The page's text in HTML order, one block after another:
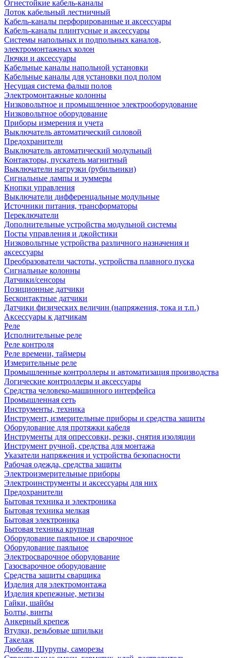
Огнестойкие кабель-каналы
Лоток кабельный лестничный
Кабель-каналы перфорированные и аксессуары
Кабель-каналы плинтусные и аксессуары
Системы напольных и подпольных каналов,
электромонтажных колон
Лючки и аксессуары
Кабельные каналы напольной установки
Кабельные каналы для установки под полом
Несущая система фальш полов
Электромонтажные колонны
Низковольтное и промышленное электрооборудование
Низковольтное оборудование
Приборы измерения и учета
Выключатель автоматический силовой
Предохранители
Выключатель автоматический модульный
Контакторы, пускатель магнитный
Выключатели нагрузки (рубильники)
Сигнальные лампы и зуммеры
Кнопки управления
Выключатели дифференцальные модульные
Источники питания, трансформаторы
Переключатели
Дополнительные устройства модульной системы
Посты управления и джойстики
Низковольтные устройства различного назначения и
аксессуары
Преобразователи частоты, устройства плавного пуска
Сигнальные колонны
Датчики/сенсоры
Позиционные датчики
Бесконтактные датчики
Датчики физических величин (напряжения, тока и т.п.)
Аксессуары к датчикам
Реле
Исполнительные реле
Реле контроля
Реле времени, таймеры
Измерительные реле
Промышленные контроллеры и автоматизация производства
Логические контроллеры и аксессуары
Средства человеко-машинного интерфейса
Промышленная сеть
Инструменты, техника
Инструмент, измерительные приборы и средства защиты
Оборудование для протяжки кабеля
Инструменты для опрессовки, резки, снятия изоляции
Инструмент ручной, средства для монтажа
Указатели напряжения и устройства безопасности
Рабочая одежда, средства защиты
Электроизмерительные приборы
Электроинструменты и аксессуары для них
Предохранители
Бытовая техника и электроника
Бытовая техника мелкая
Бытовая электроника
Бытовая техника крупная
Оборудование паяльное и сварочное
Оборудование паяльное
Электросварочное оборудование
Газосварочное оборудование
Средства защиты сварщика
Изделия для электромонтажа
Изделия крепежные, метизы
Гайки, шайбы
Болты, винты
Анкерный крепеж
Втулки, резьбовые шпильки
Такелаж
Дюбели, Шурупы, саморезы